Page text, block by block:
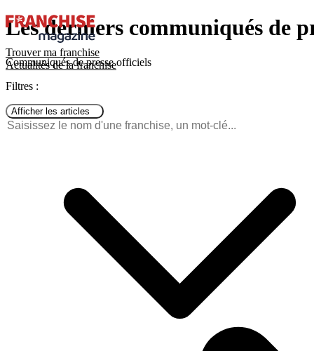
Trouver ma franchise
Actualités de la franchise
Les derniers communiqués de
Communiqués de presse officiels
Filtres :
Afficher les articles